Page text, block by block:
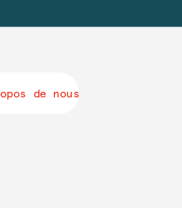
de nous